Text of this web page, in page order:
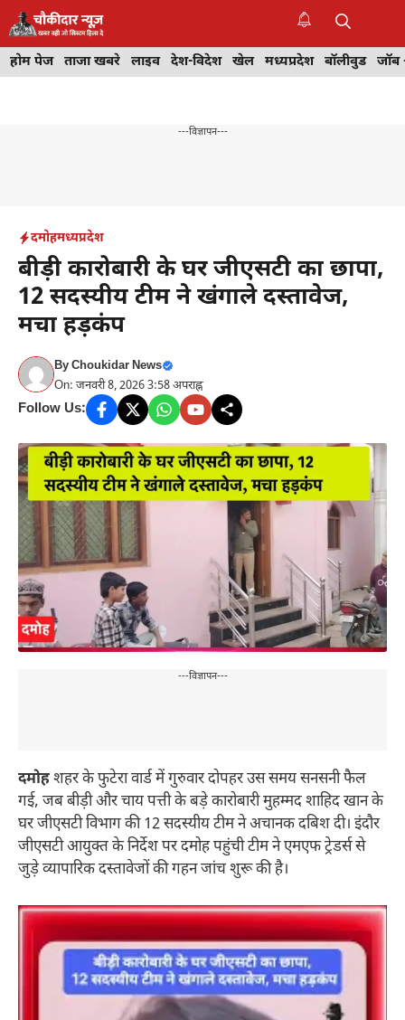
Skip
to
content
होम पेज ताजा खबरे लाइव देश-विदेश खेल मध्यप्रदेश बॉलीवुड
---विज्ञापन---
दमोहमध्यप्रदेश
बीड़ी कारोबारी के घर जीएसटी का छापा,
12 सदस्यीय टीम ने खंगाले दस्तावेज,
मचा हड़कंप
ByChoukidar News
On: जनवरी 8, 2026 3:58 अपराह्न
Follow Us:
---विज्ञापन---
दमोहशहर के फुटेरा वार्ड में गुरुवार दोपहर उस समय सनसनी फैल
गई, जब बीड़ी और चाय पत्ती के बड़े कारोबारी मुहम्मद शाहिद खान के
घर जीएसटी विभाग की 12 सदस्यीय टीम ने अचानक दबिश दी। इंदौर
जीएसटी आयुक्त के निर्देश पर दमोह पहुंची टीम ने एमएफ ट्रेडर्स से
जुड़े व्यापारिक दस्तावेजों की गहन जांच शुरू की है।